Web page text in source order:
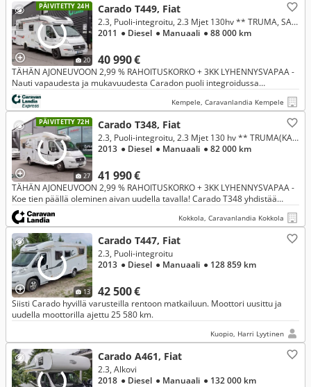
PÄIVITETTY 24H
20
Carado T449, Fiat
40 990 €
2.3, Puoli-integroitu, 2.3 Mjet 130hv ** TRUMA, SAAREKEVUODE, MARKIISI**
2011 ● Diesel ● Manuaali ● 88 000 km
TÄHÄN AJONEUVOON 2,99 % RAHOITUSKORKO + 3KK LYHENNYSVAPAA -
Nauti vapaudesta ja mukavuudesta Caradon puoli integroidussa
matkailuautossa. Suosittu saarekevuode takaa erinomaisen
nukkumismukavuuden ja
Kempele, Caravanlandia Kempele
PÄIVITETTY 72H
27
Carado T348, Fiat
41 990 €
2.3, Puoli-integroitu, 2.3 Mjet 130 hv ** TRUMA(KAASU/SÄHKÖ), HUBBET-LASKUVUODE, MARKIISI **
2013 ● Diesel ● Manuaali ● 82 000 km
TÄHÄN AJONEUVOON 2,99 % RAHOITUSKORKO + 3KK LYHENNYSVAPAA -
Koe tien päällä oleminen aivan uudella tavalla! Carado T348 yhdistää
täydellisesti ketteryyden ja kodin mukavuudet, joten voit unohtaa arjen
Kokkola, Caravanlandia Kokkola
13
Carado T447, Fiat
42 500 €
2.3, Puoli-integroitu
2013 ● Diesel ● Manuaali ● 128 859 km
Siisti Carado hyvillä varusteilla rentoon matkailuun. Moottori uusittu ja
uudella moottorilla ajettu 25 580 km.
Kuopio, Harri Lyytinen
Carado A461, Fiat
2.3, Alkovi
2018 ● Diesel ● Manuaali ● 132 000 km